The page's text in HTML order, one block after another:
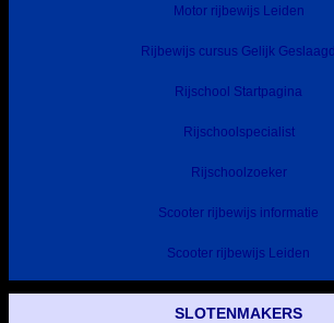
Motor rijbewijs Leiden
Rijbewijs cursus Gelijk Geslaagd
Rijschool Startpagina
Rijschoolspecialist
Rijschoolzoeker
Scooter rijbewijs informatie
Scooter rijbewijs Leiden
SLOTENMAKERS